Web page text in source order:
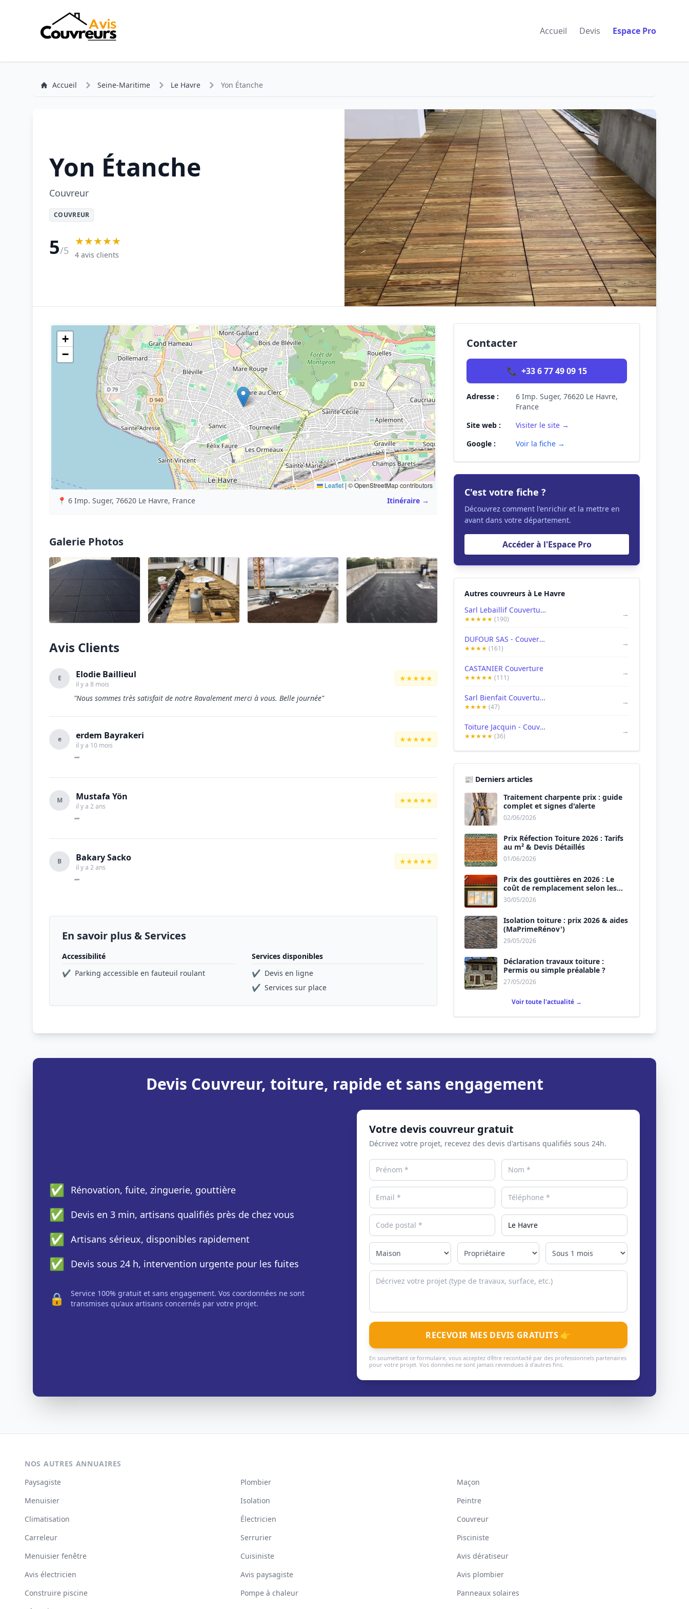
Accueil Devis Espace Pro
Accueil Seine-Maritime Le Havre Yon Étanche
Yon Étanche
Couvreur
COUVREUR
5/5
★★★★★
4 avis clients
+
−
Leaflet|© OpenStreetMap contributors
📍 6 Imp. Suger, 76620 Le Havre, France Itinéraire →
Galerie Photos
Avis Clients
E Elodie Baillieul
il y a 8 mois
★★★★★
"Nous sommes très satisfait de notre Ravalement merci à vous. Belle journée"
e erdem Bayrakeri
il y a 10 mois
★★★★★
""
M Mustafa Yön
il y a 2 ans
★★★★★
""
B Bakary Sacko
il y a 2 ans
★★★★★
""
En savoir plus & Services
Accessibilité
✔ Parking accessible en fauteuil roulant
Services disponibles
✔ Devis en ligne
✔ Services sur place
Contacter
📞 +33 6 77 49 09 15
Adresse :
6 Imp. Suger, 76620 Le Havre,
France
Site web :
Visiter le site →
Google :
Voir la fiche →
C'est votre fiche ?
Découvrez comment l'enrichir et la mettre en
avant dans votre département.
Accéder à l'Espace Pro
Autres couvreurs à Le Havre
Sarl Lebaillif Couverture
★★★★★(190)
→
DUFOUR SAS - Couverture, Bardage, Plomberie
★★★★(161)
→
CASTANIER Couverture
★★★★★(111)
→
Sarl Bienfait Couverture
★★★★(47)
→
Toiture Jacquin - Couvreur Le Havre 76600
★★★★★(36)
→
📰 Derniers articles
Traitement charpente prix : guide
complet et signes d'alerte
02/06/2026
Prix Réfection Toiture 2026 : Tarifs
au m² & Devis Détaillés
01/06/2026
Prix des gouttières en 2026 : Le
coût de remplacement selon les
matériaux
30/05/2026
Isolation toiture : prix 2026 & aides
(MaPrimeRénov')
29/05/2026
Déclaration travaux toiture :
Permis ou simple préalable ?
27/05/2026
Voir toute l'actualité →
Devis Couvreur, toiture, rapide et sans engagement
✅ Rénovation, fuite, zinguerie, gouttière
✅ Devis en 3 min, artisans qualifiés près de chez vous
✅ Artisans sérieux, disponibles rapidement
✅ Devis sous 24 h, intervention urgente pour les fuites
🔒
Service 100% gratuit et sans engagement. Vos coordonnées ne sont
transmises qu'aux artisans concernés par votre projet.
Votre devis couvreur gratuit
Décrivez votre projet, recevez des devis d'artisans qualifiés sous 24h.
RECEVOIR MES DEVIS GRATUITS 👉
En soumettant ce formulaire, vous acceptez d'être recontacté par des professionnels partenaires
pour votre projet. Vos données ne sont jamais revendues à d'autres fins.
NOS AUTRES ANNUAIRES
Paysagiste
Plombier
Maçon
Menuisier
Isolation
Peintre
Climatisation
Électricien
Couvreur
Carreleur
Serrurier
Pisciniste
Menuisier fenêtre
Cuisiniste
Avis dératiseur
Avis électricien
Avis paysagiste
Avis plombier
Construire piscine
Pompe à chaleur
Panneaux solaires